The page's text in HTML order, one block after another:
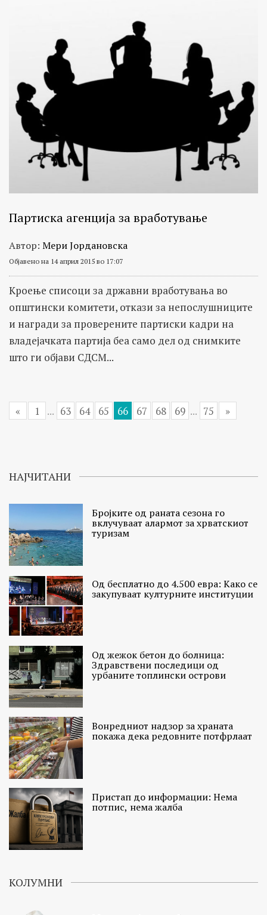
Партиска агенција за вработување
Автор: Мери Јордановска
Објавено на 14 април 2015 во 17:07
Кроење списоци за државни вработувања во
општински комитети, откази за непослушниците
и награди за проверените партиски кадри на
владејачката партија беа само дел од снимките
што ги објави СДСМ...
« 1 ... 63 64 65 66 67 68 69 ... 75 »
НАЈЧИТАНИ
Бројките од раната сезона го
вклучуваат алармот за хрватскиот
туризам
Од бесплатно до 4.500 евра: Како се
закупуваат културните институции
Од жежок бетон до болница:
Здравствени последици од
урбаните топлински острови
Вонредниот надзор за храната
покажа дека редовните потфрлаат
Пристап до информации: Нема
потпис, нема жалба
КОЛУМНИ